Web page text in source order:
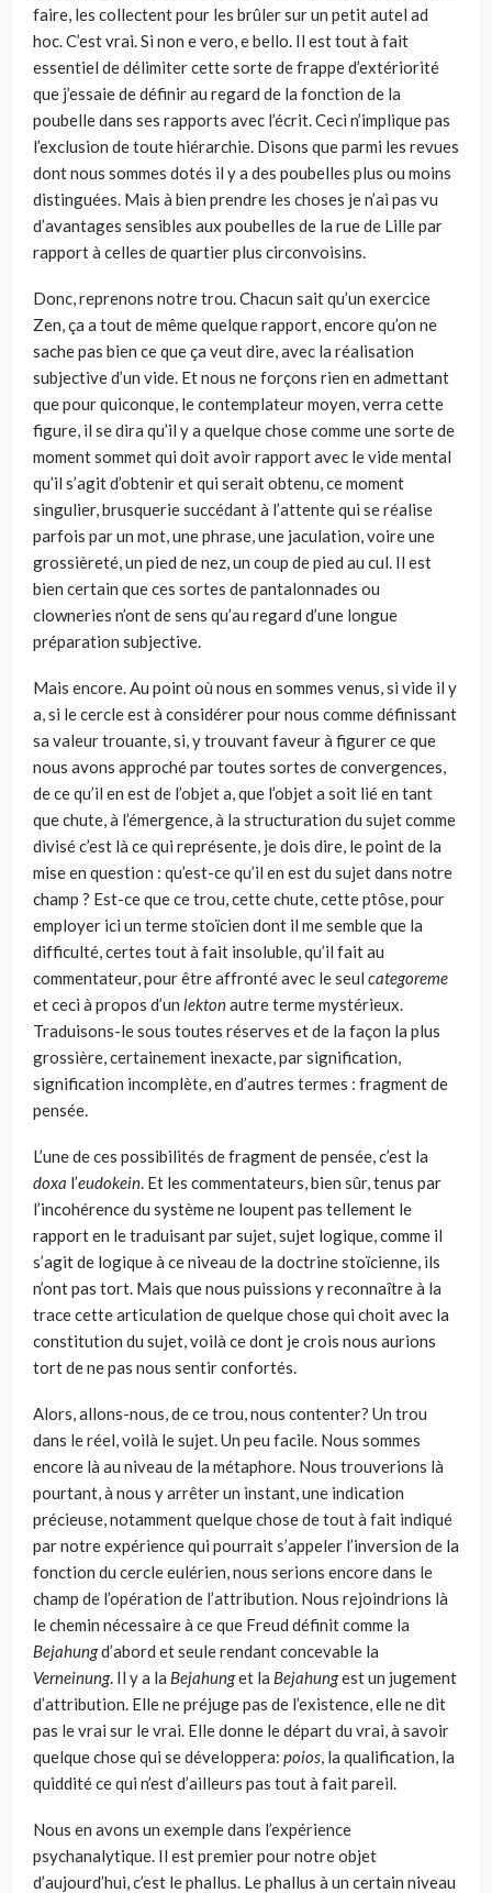
faire, les collectent pour les brûler sur un petit autel ad
hoc. C’est vrai. Si non e vero, e bello. Il est tout à fait
essentiel de délimiter cette sorte de frappe d’extériorité
que j’essaie de définir au regard de la fonction de la
poubelle dans ses rapports avec l’écrit. Ceci n’implique pas
l’exclusion de toute hiérarchie. Disons que parmi les revues
dont nous sommes dotés il y a des poubelles plus ou moins
dis­tinguées. Mais à bien prendre les choses je n’ai pas vu
d’avantages sensibles aux poubelles de la rue de Lille par
rapport à celles de quartier plus circonvoisins.
Donc, reprenons notre trou. Chacun sait qu’un exercice
Zen, ça a tout de même quelque rapport, encore qu’on ne
sache pas bien ce que ça veut dire, avec la réalisation
subjective d’un vide. Et nous ne forçons rien en admettant
que pour quiconque, le contemplateur moyen, verra cette
figure, il se dira qu’il y a quelque chose comme une sorte de
moment sommet qui doit avoir rapport avec le vide mental
qu’il s’agit d’obtenir et qui serait obtenu, ce moment
singulier, brusquerie succédant à l’attente qui se réalise
parfois par un mot, une phrase, une jaculation, voire une
grossièreté, un pied de nez, un coup de pied au cul. Il est
bien certain que ces sortes de pantalonnades ou
clowneries n’ont de sens qu’au regard d’une longue
préparation subjective.
Mais encore. Au point où nous en sommes venus, si vide il y
a, si le cercle est à considérer pour nous comme définissant
sa valeur trouante, si, y trouvant faveur à figurer ce que
nous avons approché par toutes sortes de convergences,
de ce qu’il en est de l’objet a, que l’objet a soit lié en tant
que chute, à l’émer­gence, à la structuration du sujet comme
divisé c’est là ce qui représente, je dois dire, le point de la
mise en question : qu’est-ce qu’il en est du sujet dans notre
champ ? Est-ce que ce trou, cette chute, cette ptôse, pour
employer ici un terme stoïcien dont il me semble que la
difficulté, certes tout à fait insoluble, qu’il fait au
commentateur, pour être affronté avec le seul categoreme
et ceci à propos d’un lektonautre terme mystérieux.
Traduisons-le sous toutes réserves et de la façon la plus
grossière, certainement inexacte, par signification,
signification incomplète, en d’autres termes : fragment de
pensée.
L’une de ces possibilités de fragment de pensée, c’est la
doxa l’eudokein. Et les commentateurs, bien sûr, tenus par
l’incohérence du système ne loupent pas tellement le
rapport en le traduisant par sujet, sujet logique, comme il
s’agit de logique à ce niveau de la doctrine stoïcienne, ils
n’ont pas tort. Mais que nous puissions y reconnaître à la
trace cette articulation de quelque chose qui choit avec la
constitution du sujet, voilà ce dont je crois nous aurions
tort de ne pas nous sentir confortés.
Alors, allons-nous, de ce trou, nous contenter? Un trou
dans le réel, voilà le sujet. Un peu facile. Nous sommes
encore là au niveau de la métaphore. Nous trouverions là
pourtant, à nous y arrêter un instant, une indication
précieuse, notamment quelque chose de tout à fait indiqué
par notre expérience qui pour­rait s’appeler l’inversion de la
fonction du cercle eulérien, nous serions encore dans le
champ de l’opération de l’attribution. Nous rejoindrions là
le chemin nécessaire à ce que Freud définit comme la
Bejahungd’abord et seule rendant concevable la
Verneinung. Il y a la Bejahunget la Bejahungest un jugement
d’attribution. Elle ne préjuge pas de l’existence, elle ne dit
pas le vrai sur le vrai. Elle donne le départ du vrai, à savoir
quelque chose qui se développera: poios, la qualification, la
quiddité ce qui n’est d’ailleurs pas tout à fait pareil.
Nous en avons un exemple dans l’expérience
psychanalytique. Il est premier pour notre objet
d’aujourd’hui, c’est le phallus. Le phallus à un certain niveau